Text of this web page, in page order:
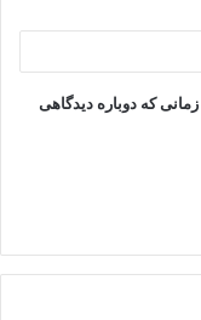
که دوباره دیدگاهی